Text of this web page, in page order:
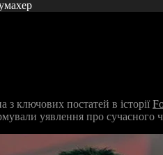
ключових постатей в історії
уявлення про сучасного